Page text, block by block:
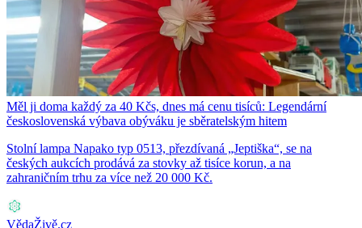
Měl ji doma každý za 40 Kčs, dnes má cenu tisíců: Legendární
československá výbava obýváku je sběratelským hitem
Stolní lampa Napako typ 0513, přezdívaná „Jeptiška“, se na
českých aukcích prodává za stovky až tisíce korun, a na
zahraničním trhu za více než 20 000 Kč.
VědaŽivě.cz